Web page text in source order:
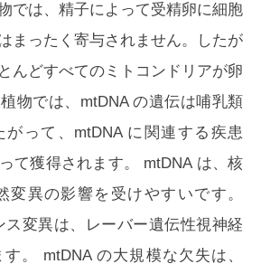
では、精子によって受精卵に細胞
まったく寄与されません。したが
んどすべてのミトコンドリアが卵
物では、mtDNA の遺伝は哺乳類
がって、mtDNA に関連する疾患
て獲得されます。 mtDNA は、核
変異の影響を受けやすいです。
ス変異は、レーバー遺伝性視神経
。 mtDNA の大規模な欠失は、